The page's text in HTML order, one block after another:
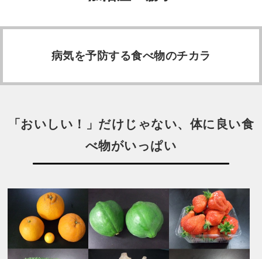
病気を予防する食べ物のチカラ
「おいしい！」だけじゃない、体に良い食
べ物がいっぱい